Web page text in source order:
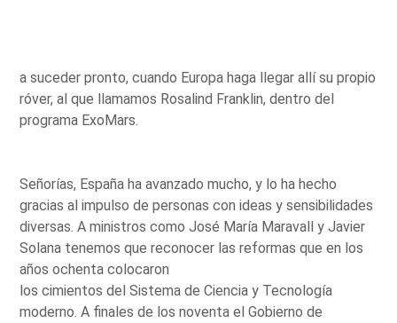
a suceder pronto, cuando Europa haga llegar allí su propio
róver, al que llamamos Rosalind Franklin, dentro del
programa ExoMars.
Señorías, España ha avanzado mucho, y lo ha hecho
gracias al impulso de personas con ideas y sensibilidades
diversas. A ministros como José María Maravall y Javier
Solana tenemos que reconocer las reformas que en los
años ochenta colocaron
los cimientos del Sistema de Ciencia y Tecnología
moderno. A finales de los noventa el Gobierno de